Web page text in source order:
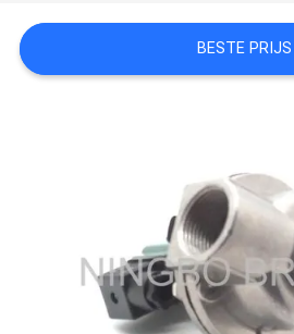
COMPANY
NEWS
PRIVACYBELEID
BESTE PRIJS